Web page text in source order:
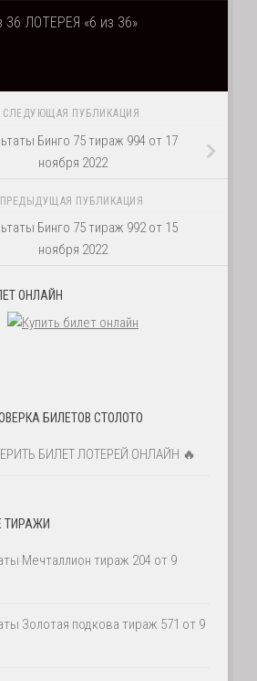
ЛОТЕРЕЯ «6 из 36»
СЛЕДУЮЩАЯ ПУБЛИКАЦИЯ
Бинго 75 тираж 994 от 17
ноября 2022
ПРЕДЫДУЩАЯ ПУБЛИКАЦИЯ
Бинго 75 тираж 992 от 15
ноября 2022
ОНЛАЙН
БИЛЕТОВ СТОЛОТО
БИЛЕТ ЛОТЕРЕЙ ОНЛАЙН 🔥
ТИРАЖИ
Мечталлион тираж 204 от 9
Золотая подкова тираж 571 от 9